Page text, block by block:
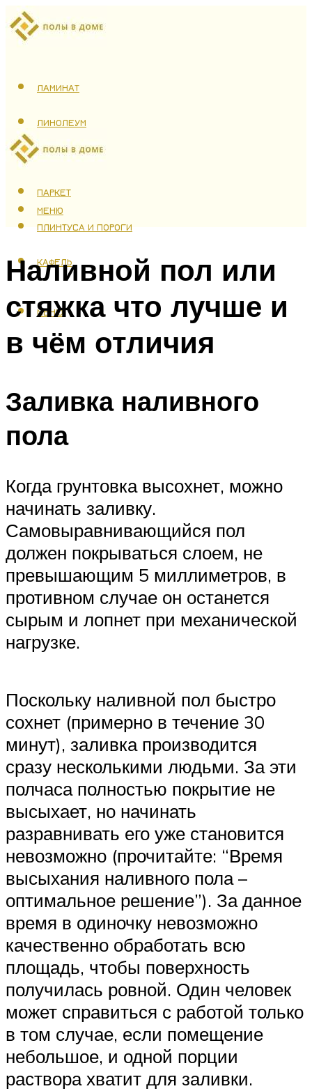
ЛАМИНАТ
ЛИНОЛЕУМ
ТЕПЛЫЙ ПОЛ
ПАРКЕТ
ПЛИНТУСА И ПОРОГИ
КАФЕЛЬ
МЕНЮ
МЕНЮ
Наливной пол или
стяжка что лучше и
в чём отличия
Заливка наливного
пола
Когда грунтовка высохнет, можно
начинать заливку.
Самовыравнивающийся пол
должен покрываться слоем, не
превышающим 5 миллиметров, в
противном случае он останется
сырым и лопнет при механической
нагрузке.
Поскольку наливной пол быстро
сохнет (примерно в течение 30
минут), заливка производится
сразу несколькими людьми. За эти
полчаса полностью покрытие не
высыхает, но начинать
разравнивать его уже становится
невозможно (прочитайте: “Время
высыхания наливного пола –
оптимальное решение”). За данное
время в одиночку невозможно
качественно обработать всю
площадь, чтобы поверхность
получилась ровной. Один человек
может справиться с работой только
в том случае, если помещение
небольшое, и одной порции
раствора хватит для заливки.